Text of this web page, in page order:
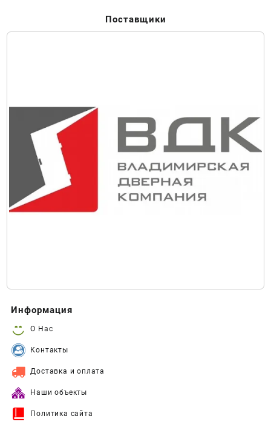
Поставщики
Информация
О Нас
Контакты
Доставка и оплата
Наши объекты
Политика сайта